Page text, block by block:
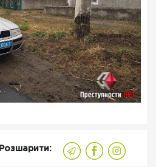
Розшарити: